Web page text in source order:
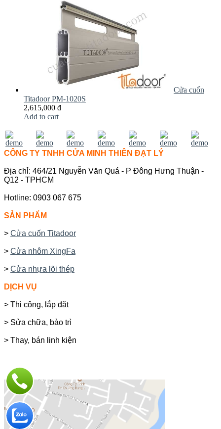
Cửa cuốn
Titadoor PM-1020S
2,615,000 đ
Add to cart
CÔNG TY TNHH CỬA MINH THIÊN ĐẠT LÝ
Địa chỉ: 464/21 Nguyễn Văn Quá - P Đông Hưng Thuận -
Q12 - TPHCM
Hotline: 0903 067 675
SẢN PHẨM
> Cửa cuốn Titadoor
> Cửa nhôm XingFa
> Cửa nhựa lõi thép
DỊCH VỤ
> Thi công, lắp đặt
> Sửa chữa, bảo trì
> Thay, bán linh kiện